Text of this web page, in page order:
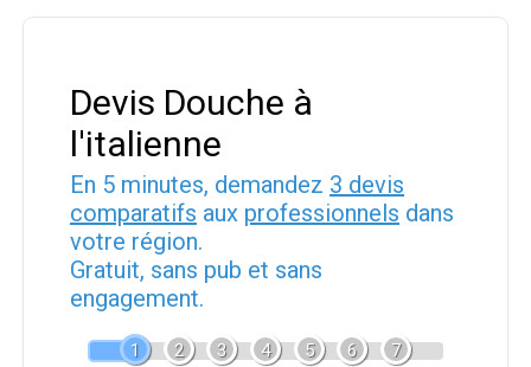
Devis Douche à
l'italienne
En 5 minutes, demandez 3 devis
comparatifs aux professionnels dans
votre région.
Gratuit, sans pub et sans
engagement.
1 2 3 4 5 6 7